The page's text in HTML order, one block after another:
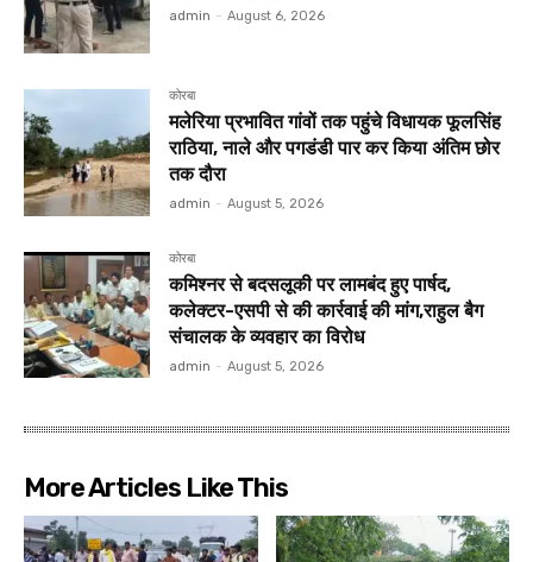
admin - August 6, 2026
कोरबा
मलेरिया प्रभावित गांवों तक पहुंचे विधायक फूलसिंह
राठिया, नाले और पगडंडी पार कर किया अंतिम छोर
तक दौरा
admin - August 5, 2026
कोरबा
कमिश्नर से बदसलूकी पर लामबंद हुए पार्षद,
कलेक्टर-एसपी से की कार्रवाई की मांग,राहुल बैग
संचालक के व्यवहार का विरोध
admin - August 5, 2026
More Articles Like This